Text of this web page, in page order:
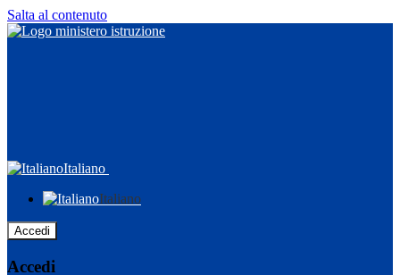
Salta al contenuto
Italiano
Italiano
Accedi
Accedi